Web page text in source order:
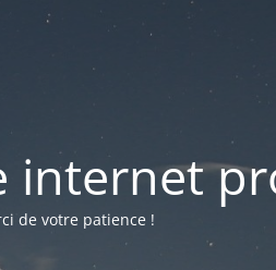
internet
de votre patience !